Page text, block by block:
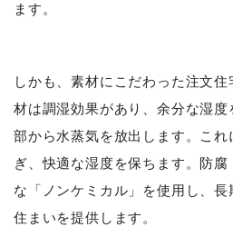
ます。
しかも、素材にこだわった注文
材は調湿効果があり、余分な湿
部から水蒸気を放出します。こ
ぎ、快適な湿度を保ちます。防
な「ノンケミカル」を使用し、
住まいを提供します。